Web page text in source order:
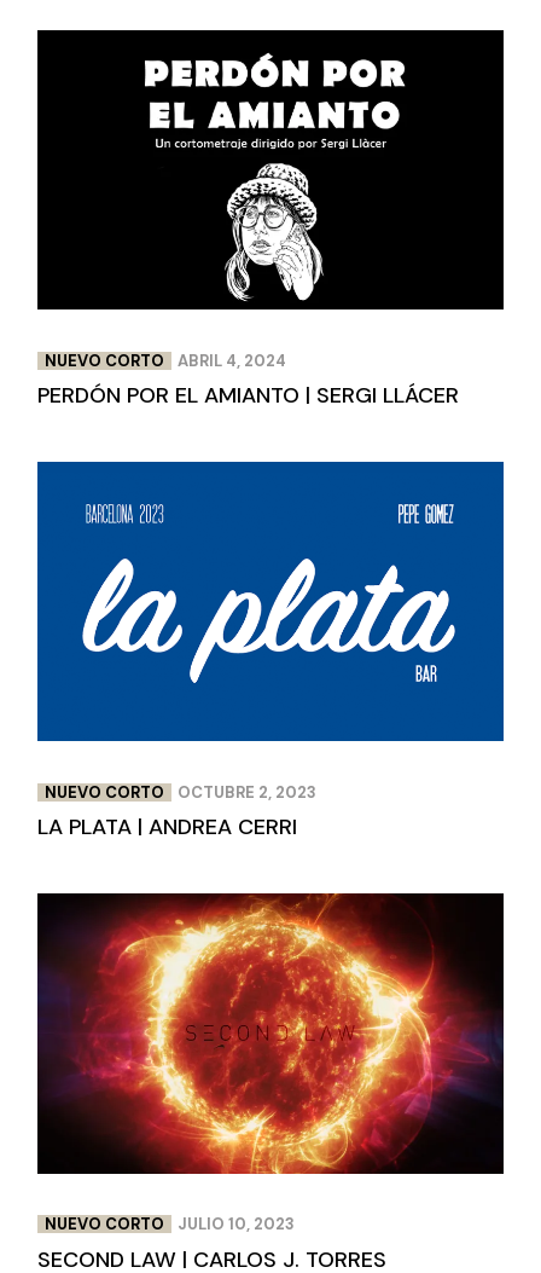
NUEVO CORTO ABRIL 4, 2024
PERDÓN POR EL AMIANTO | SERGI LLÁCER
NUEVO CORTO OCTUBRE 2, 2023
LA PLATA | ANDREA CERRI
NUEVO CORTO JULIO 10, 2023
SECOND LAW | CARLOS J. TORRES